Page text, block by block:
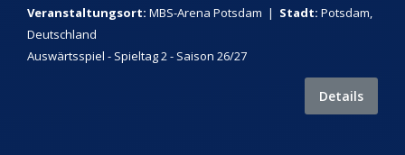
Veranstaltungsort: MBS-Arena Potsdam | Stadt: Potsdam,
Deutschland
Auswärtsspiel - Spieltag 2 - Saison 26/27
Details